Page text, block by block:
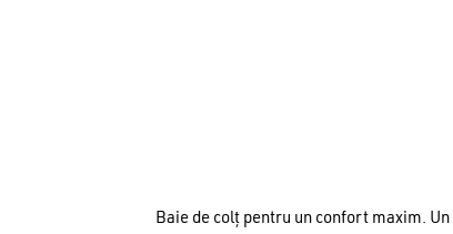
Baie de colț pentru un confort maxim.